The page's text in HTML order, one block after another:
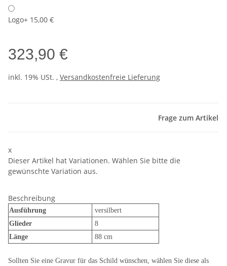
Logo+ 15,00 €
323,90 €
inkl. 19% USt. , Versandkostenfreie Lieferung
Frage zum Artikel
x
Dieser Artikel hat Variationen. Wählen Sie bitte die
gewünschte Variation aus.
Beschreibung
Ausführung
versilbert
Glieder
8
Länge
88 cm
Sollten Sie eine Gravur für das Schild wünschen, wählen Sie diese als